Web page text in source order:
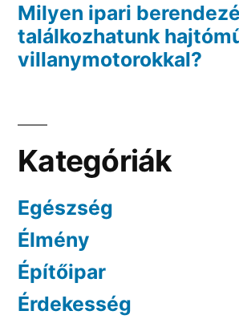
Milyen ipari
találkozhatunk
villanymotorokkal?
Kategóriák
Egészség
Élmény
Építőipar
Érdekesség